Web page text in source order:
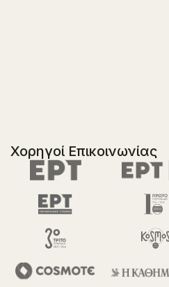
Χορηγοί Επικοινωνίας